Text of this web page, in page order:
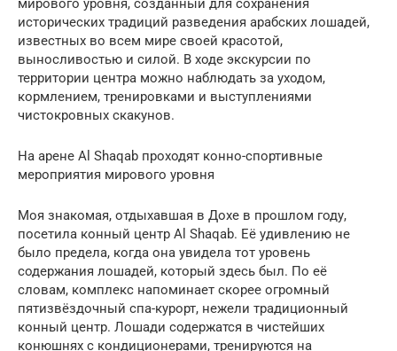
мирового уровня, созданный для сохранения
исторических традиций разведения арабских лошадей,
известных во всем мире своей красотой,
выносливостью и силой. В ходе экскурсии по
территории центра можно наблюдать за уходом,
кормлением, тренировками и выступлениями
чистокровных скакунов.
На арене Al Shaqab проходят конно-спортивные
мероприятия мирового уровня
Моя знакомая, отдыхавшая в Дохе в прошлом году,
посетила конный центр Al Shaqab. Её удивлению не
было предела, когда она увидела тот уровень
содержания лошадей, который здесь был. По её
словам, комплекс напоминает скорее огромный
пятизвёздочный спа-курорт, нежели традиционный
конный центр. Лошади содержатся в чистейших
конюшнях с кондиционерами, тренируются на